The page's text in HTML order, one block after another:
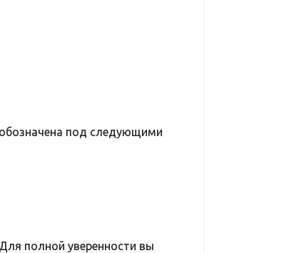
под следующими
полной уверенности вы